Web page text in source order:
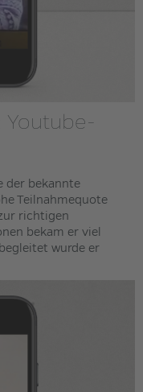
Youtube-
der bekannte
Teilnahmequote
richtigen
bekam er viel
wurde er